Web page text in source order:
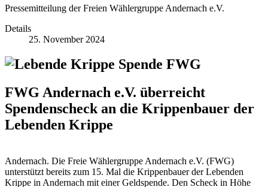
Pressemitteilung der Freien Wählergruppe Andernach e.V.
Details
25. November 2024
FWG Andernach e.V. überreicht
Spendenscheck an die Krippenbauer der
Lebenden Krippe
Andernach. Die Freie Wählergruppe Andernach e.V. (FWG)
unterstützt bereits zum 15. Mal die Krippenbauer der Lebenden
Krippe in Andernach mit einer Geldspende. Den Scheck in Höhe